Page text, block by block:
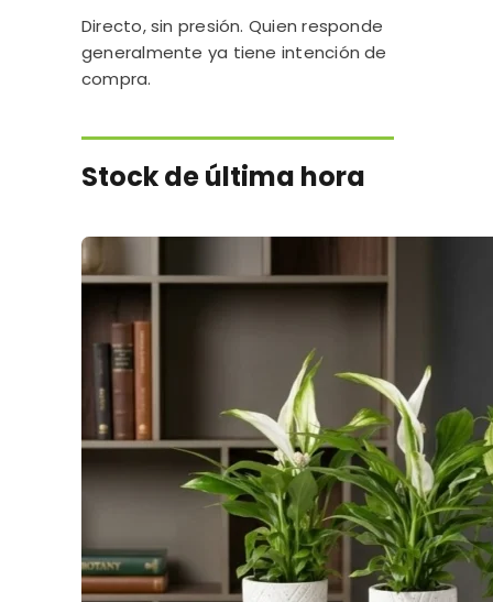
Directo, sin presión. Quien responde
generalmente ya tiene intención de
compra.
Stock de última hora